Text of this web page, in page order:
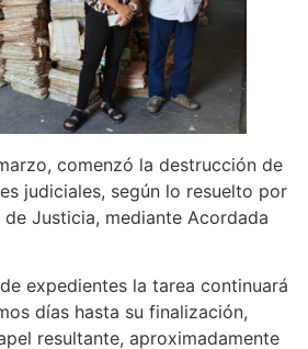
comenzó la destrucción de
judiciales, según lo resuelto por
Justicia, mediante Acordada
expedientes la tarea continuará
días hasta su finalización,
resultante, aproximadamente